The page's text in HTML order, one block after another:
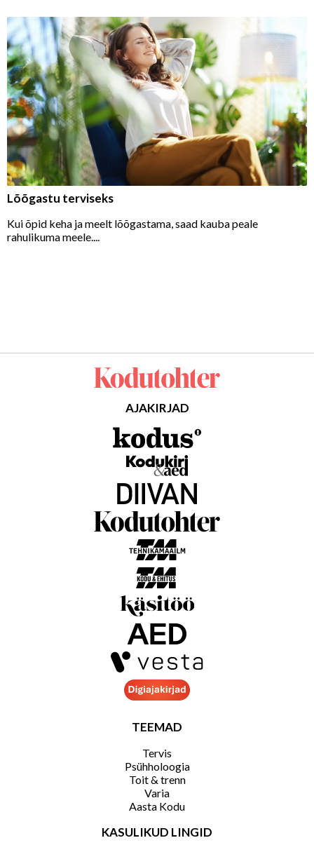
Lõõgastu terviseks
Kui õpid keha ja meelt lõõgastama, saad kauba peale
rahulikuma meele....
AJAKIRJAD
TEEMAD
Tervis
Psühholoogia
Toit & trenn
Varia
Aasta Kodu
KASULIKUD LINGID